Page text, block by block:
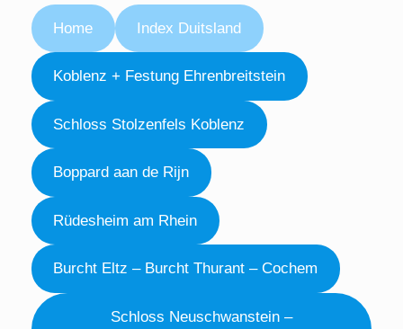
Home Index Duitsland
Koblenz + Festung Ehrenbreitstein
Schloss Stolzenfels Koblenz
Boppard aan de Rijn
Rüdesheim am Rhein
Burcht Eltz – Burcht Thurant – Cochem
Schloss Neuschwanstein –